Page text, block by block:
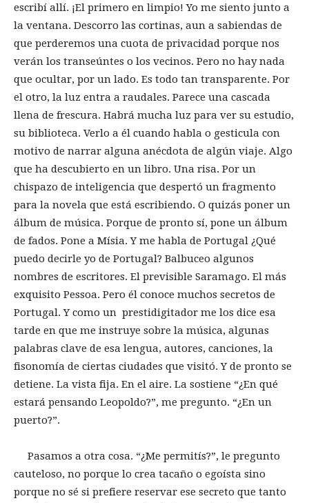
escribí allí. ¡El primero en limpio! Yo me siento junto a
la ventana. Descorro las cortinas, aun a sabiendas de
que perderemos una cuota de privacidad porque nos
verán los transeúntes o los vecinos. Pero no hay nada
que ocultar, por un lado. Es todo tan transparente. Por
el otro, la luz entra a raudales. Parece una cascada
llena de frescura. Habrá mucha luz para ver su estudio,
su biblioteca. Verlo a él cuando habla o gesticula con
motivo de narrar alguna anécdota de algún viaje. Algo
que ha descubierto en un libro. Una risa. Por un
chispazo de inteligencia que despertó un fragmento
para la novela que está escribiendo. O quizás poner un
álbum de música. Porque de pronto sí, pone un álbum
de fados. Pone a Mísia. Y me habla de Portugal ¿Qué
puedo decirle yo de Portugal? Balbuceo algunos
nombres de escritores. El previsible Saramago. El más
exquisito Pessoa. Pero él conoce muchos secretos de
Portugal. Y como un prestidigitador me los dice esa
tarde en que me instruye sobre la música, algunas
palabras clave de esa lengua, autores, canciones, la
fisonomía de ciertas ciudades que visitó. Y de pronto se
detiene. La vista fija. En el aire. La sostiene “¿En qué
estará pensando Leopoldo?”, me pregunto. “¿En un
puerto?”.
Pasamos a otra cosa. “¿Me permitís?”, le pregunto
cauteloso, no porque lo crea tacaño o egoísta sino
porque no sé si prefiere reservar ese secreto que tanto